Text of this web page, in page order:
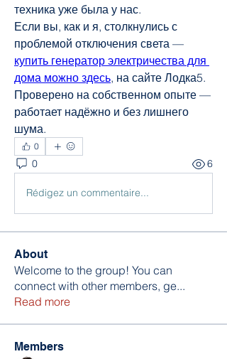
техника уже была у нас.
Если вы, как и я, столкнулись с
купить генератор электричества для
дома можно здесь, на сайте Лодка5.
Проверено на собственном опыте —
работает надёжно и без лишнего
шума.
0
0 6
Rédigez un commentaire...
About
Welcome to the group! You can
connect with other members, ge...
Read more
Members